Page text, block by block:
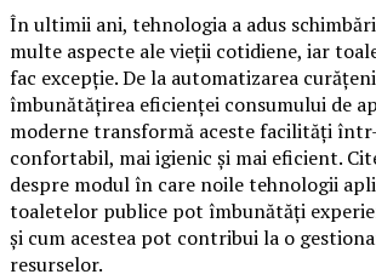
În ultimii ani, tehnologia a adus
multe aspecte ale vieții cotidiene, iar
fac excepție. De la automatizarea
îmbunătățirea eficienței consumului de
moderne transformă aceste facilități
confortabil, mai igienic și mai eficient.
despre modul în care noile tehnologii
toaletelor publice pot îmbunătăți
și cum acestea pot contribui la o
resurselor.